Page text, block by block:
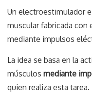
Un electroestimulador
muscular fabricada con
mediante impulsos
La idea se basa en la
músculos mediante
quien realiza esta tarea.